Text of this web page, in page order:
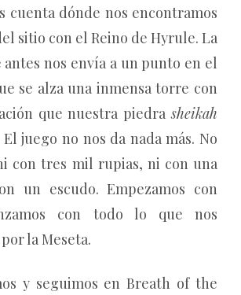
cuenta dónde nos encontramos
sitio con el Reino de Hyrule. La
antes nos envía a un punto en el
se alza una inmensa torre con
que nuestra piedrasheikah
juego no nos da nada más. No
con tres mil rupias, ni con una
un escudo. Empezamos con
con todo lo que nos
la Meseta.
y seguimos en Breath of the